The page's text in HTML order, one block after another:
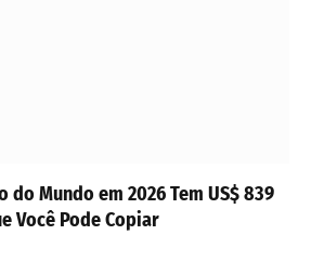
do Mundo em 2026 Tem US$ 839
Você Pode Copiar